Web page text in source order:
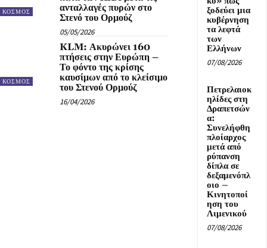
ΚΟΣΜΟΣ
ανταλλαγές πυρών στο
Στενό του Ορμούζ
05/05/2026
ΚΟΣΜΟΣ
KLM: Ακυρώνει 160
πτήσεις στην Ευρώπη –
Το φόντο της κρίσης
καυσίμων από το κλείσιμο
του Στενού Ορμούζ
16/04/2026
ξοδεύει μια
κυβέρνηση
τα λεφτά
των
Ελλήνων
07/08/2026
Πετρελαιοκ
ηλίδες στη
Δραπετσών
α:
Συνελήφθη
πλοίαρχος
μετά από
ρύπανση
δίπλα σε
δεξαμενόπλ
οιο –
Κινητοποί
ηση του
Λιμενικού
07/08/2026